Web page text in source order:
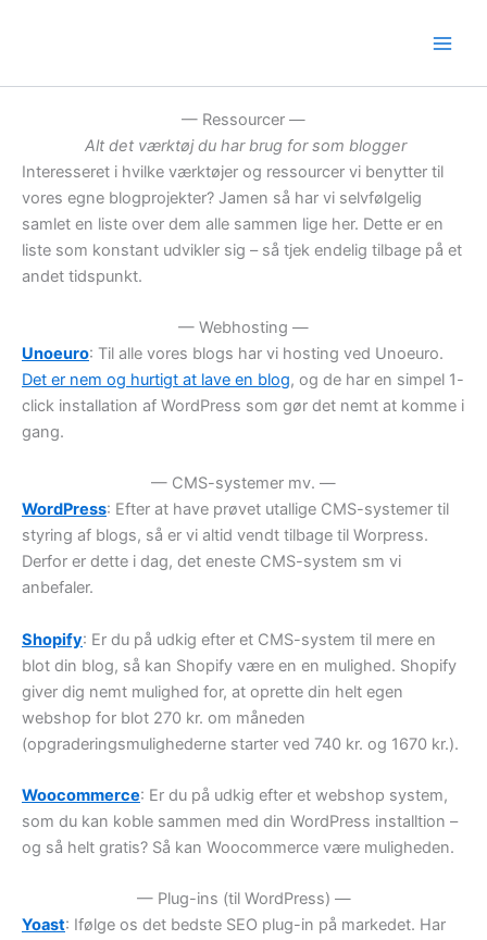
— Ressourcer —
Alt det værktøj du har brug for som blogger
Interesseret i hvilke værktøjer og ressourcer vi benytter til
vores egne blogprojekter? Jamen så har vi selvfølgelig
samlet en liste over dem alle sammen lige her. Dette er en
liste som konstant udvikler sig – så tjek endelig tilbage på et
andet tidspunkt.
— Webhosting —
Unoeuro: Til alle vores blogs har vi hosting ved Unoeuro.
Det er nem og hurtigt at lave en blog, og de har en simpel 1-
click installation af WordPress som gør det nemt at komme i
gang.
— CMS-systemer mv. —
WordPress: Efter at have prøvet utallige CMS-systemer til
styring af blogs, så er vi altid vendt tilbage til Worpress.
Derfor er dette i dag, det eneste CMS-system sm vi
anbefaler.
Shopify: Er du på udkig efter et CMS-system til mere en
blot din blog, så kan Shopify være en en mulighed. Shopify
giver dig nemt mulighed for, at oprette din helt egen
webshop for blot 270 kr. om måneden
(opgraderingsmulighederne starter ved 740 kr. og 1670 kr.).
Woocommerce: Er du på udkig efter et webshop system,
som du kan koble sammen med din WordPress installtion –
og så helt gratis? Så kan Woocommerce være muligheden.
— Plug-ins (til WordPress) —
Yoast: Ifølge os det bedste SEO plug-in på markedet. Har